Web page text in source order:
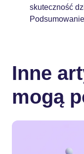
skuteczność
Podsumowanie
Inne
mogą